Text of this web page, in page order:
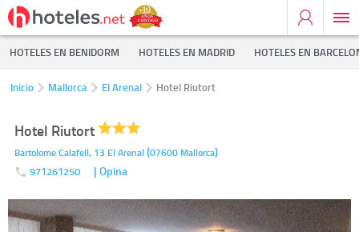
HOTELES EN BENIDORM HOTELES EN MADRID HOTELES EN
Inicio Mallorca El Arenal Hotel Riutort
Hotel Riutort
Bartolome Calafell, 13 El Arenal(07600 Mallorca)
971261250 | Opina